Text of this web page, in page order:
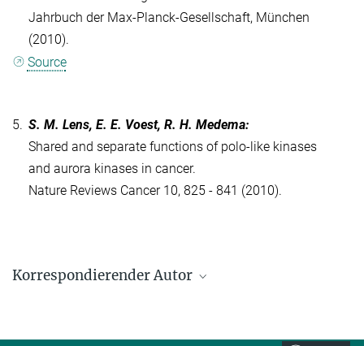
Jahrbuch der Max-Planck-Gesellschaft, München
(2010).
Source
5. S. M. Lens, E. E. Voest, R. H. Medema:
Shared and separate functions of polo-like kinases
and aurora kinases in cancer.
Nature Reviews Cancer 10, 825 - 841 (2010).
Korrespondierender Autor